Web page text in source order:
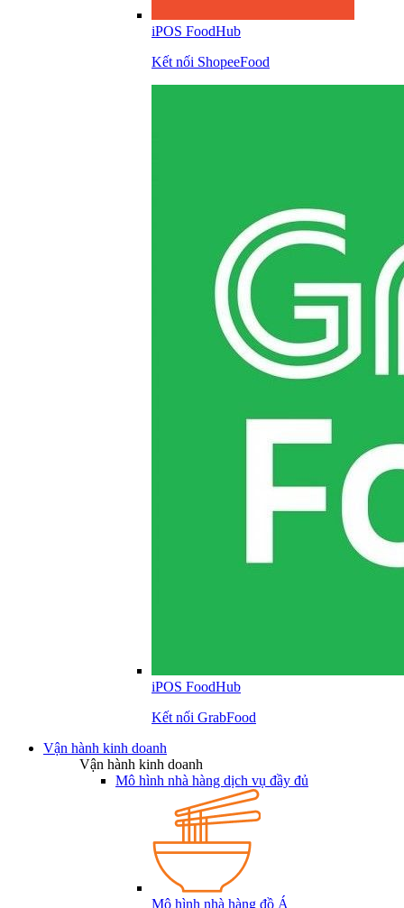
iPOS FoodHub
Kết nối ShopeeFood
iPOS FoodHub
Kết nối GrabFood
Vận hành kinh doanh
Vận hành kinh doanh
Mô hình nhà hàng dịch vụ đầy đủ
Mô hình nhà hàng đồ Á